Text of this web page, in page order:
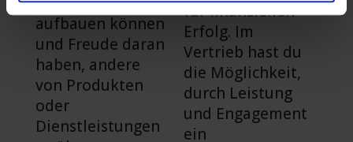
aufbauen können
und Freude daran
haben, andere
von Produkten
oder
Dienstleistungen
für finanziellen
Erfolg. Im
Vertrieb hast du
die Möglichkeit,
durch Leistung
und Engagement
ein